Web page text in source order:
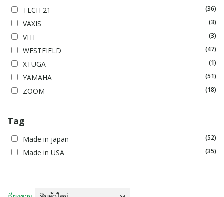
TECH 21
(36)
VAXIS (3)
VHT (3)
WESTFIELD (47)
XTUGA (1)
YAMAHA (51)
ZOOM (18)
Tag
Made in japan (52)
Made in USA (35)